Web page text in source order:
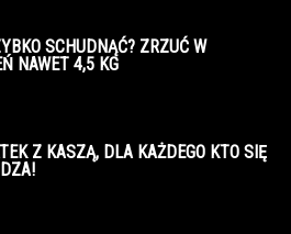
SCHUDNĄĆ? ZRZUĆ W
NAWET 4,5 KG
Z KASZĄ, DLA KAŻDEGO KTO SIĘ